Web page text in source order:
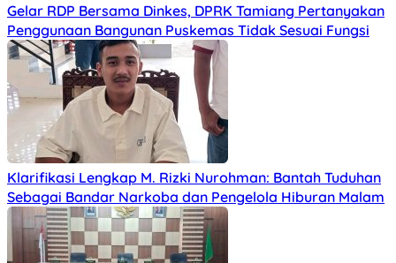
Gelar RDP Bersama Dinkes, DPRK Tamiang Pertanyakan
Penggunaan Bangunan Puskemas Tidak Sesuai Fungsi
Klarifikasi Lengkap M. Rizki Nurohman: Bantah Tuduhan
Sebagai Bandar Narkoba dan Pengelola Hiburan Malam